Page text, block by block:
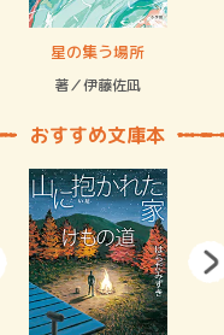
星の集う場所
著／伊藤佐凪
おすすめ文庫本